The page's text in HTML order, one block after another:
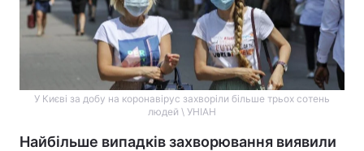
У Києві за добу на коронавірус захворіли більше трьох сотень
людей \ УНІАН
Найбільше випадків захворювання виявили